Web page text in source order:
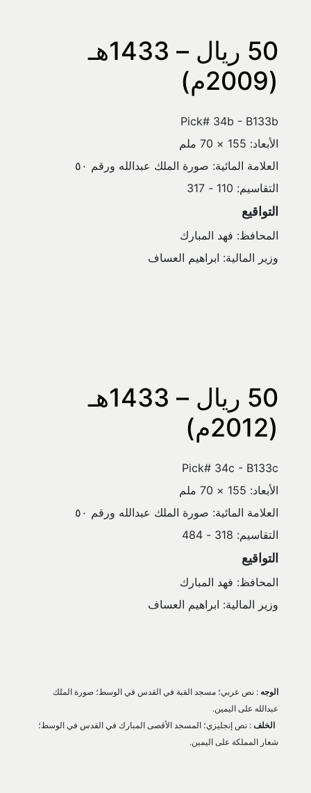
50 ريال – 1433هـ
(2009م)
Pick# 34b - B133b
الأبعاد: 155 × 70 ملم
العلامة المائية: صورة الملك عبدالله ورقم ٥٠
التقاسيم: 110 - 317
التواقيع
المحافظ: فهد المبارك
وزير المالية: ابراهيم العساف
50 ريال – 1433هـ
(2012م)
Pick# 34c - B133c
الأبعاد: 155 × 70 ملم
العلامة المائية: صورة الملك عبدالله ورقم ٥٠
التقاسيم: 318 - 484
التواقيع
المحافظ: فهد المبارك
وزير المالية: ابراهيم العساف
الوجه
عبدالله على اليمين.
الخلف
شعار المملكة على اليمين.